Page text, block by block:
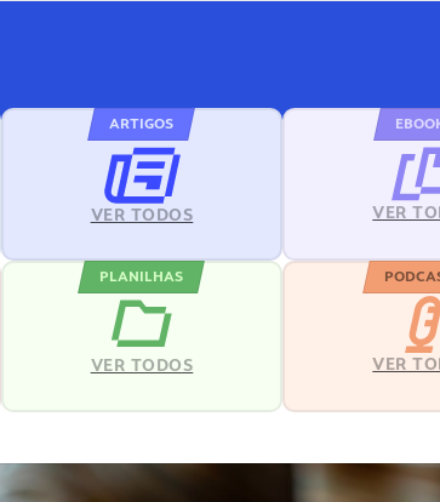
ARTIGOS
VER TODOS VER
PLANILHAS
VER TODOS VER